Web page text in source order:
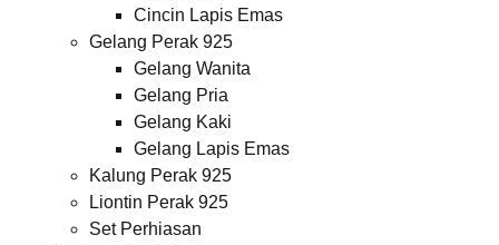
Cincin Lapis Emas
Gelang Perak 925
Gelang Wanita
Gelang Pria
Gelang Kaki
Gelang Lapis Emas
Kalung Perak 925
Liontin Perak 925
Set Perhiasan